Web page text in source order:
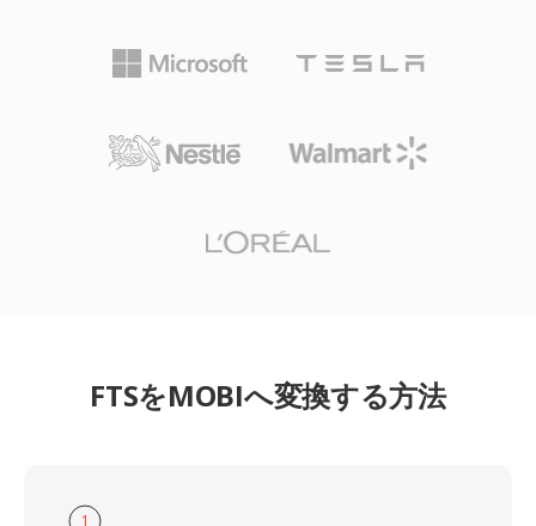
FTSをMOBIへ変換する方法
1